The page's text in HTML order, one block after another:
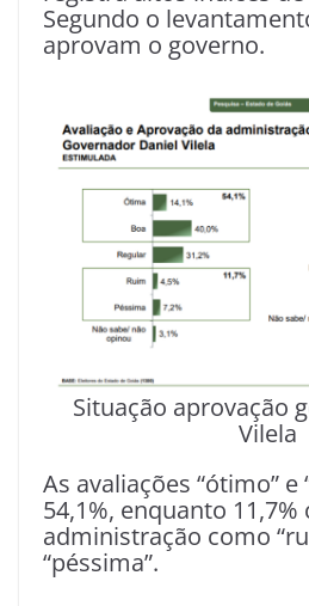
Segundo o
aprovam o governo.
Situação aprovação
Vilela
As avaliações “ótimo” e
54,1%, enquanto
administração como
“péssima”.